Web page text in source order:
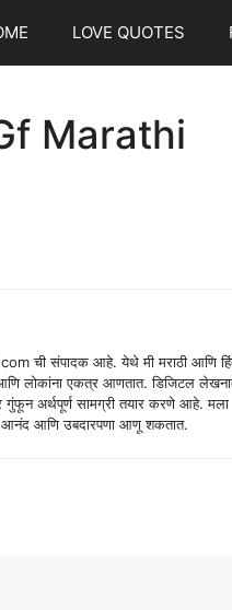
LOVE QUOTES
Marathi
ची संपादक आहे. येथे मी मराठी आणि
लोकांना एकत्र आणतात. डिजिटल
गुंफून अर्थपूर्ण सामग्री तयार करणे आहे. मला
आनंद आणि उबदारपणा आणू शकतात.